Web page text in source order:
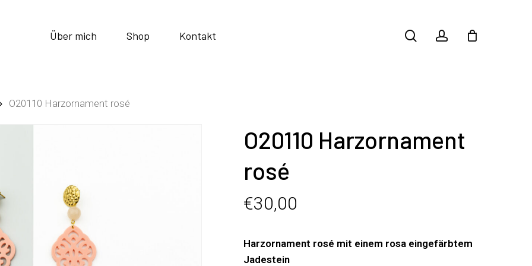
Über mich Shop Kontakt searchaccount
O20110 Harzornament rosé
O20110 Harzornament
rosé
€30,00
Harzornament rosé mit einem rosa eingefärbtem
Jadestein